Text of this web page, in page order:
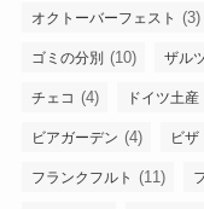
オクトーバーフェスト (3)
ゴミの分別 (10) ザル
チェコ (4) ドイツ土産
ビアガーデン (4) ビザ
フランクフルト (11)